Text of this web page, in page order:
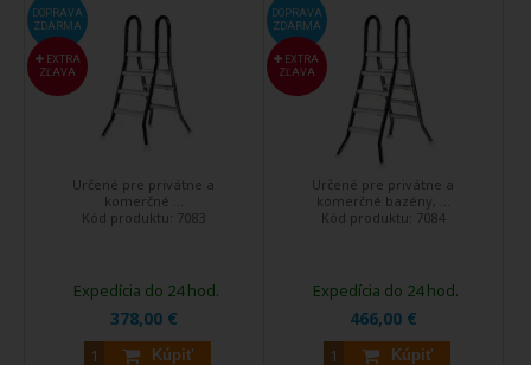
DOPRAVA
ZDARMA
EXTRA
ZĽAVA
Určené pre privátne a
komerčné ...
Kód produktu: 7083
378,00 €
Kúpiť
Expedícia do 24 hod.
DOPRAVA
ZDARMA
EXTRA
ZĽAVA
Určené pre privátne a
komerčné bazény, ...
Kód produktu: 7084
466,00 €
Kúpiť
Expedícia do 24 hod.